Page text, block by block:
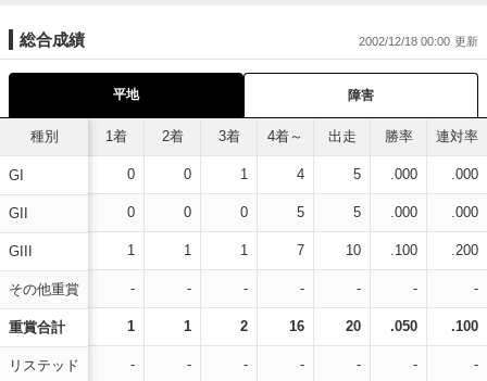
総合成績 2002/12/18 00:00
平地 障害
種別
GI
GII
GIII
その他重賞
重賞合計
リステッド
1着 2着 3着 4着～ 出走 勝率 連対率
0 0 1 4 5 .000 .000
0 0 0 5 5 .000 .000
1 1 1 7 10 .100 .200
- - - - - - -
1 1 2 16 20 .050 .100
- - - - - - -